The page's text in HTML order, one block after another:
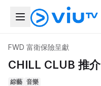
FWD 富衛保險呈獻
CHILL CLUB 推介
綜藝 音樂